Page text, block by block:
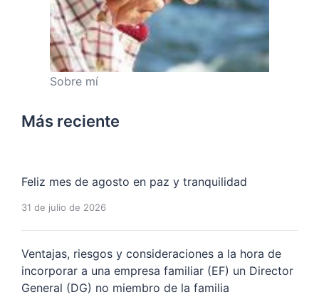
Sobre mí
Más reciente
Feliz mes de agosto en paz y tranquilidad
31 de julio de 2026
Ventajas, riesgos y consideraciones a la hora de
incorporar a una empresa familiar (EF) un Director
General (DG) no miembro de la familia